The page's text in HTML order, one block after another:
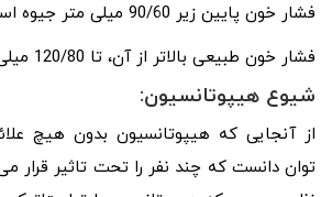
فشار خون پایین زیر 90/60 میلی متر جیوه است.
فشار خون طبیعی بالاتر از آن، تا 120/80 میلی متر جیوه است.
شیوع هیپوتانسیون:
از آنجایی که هیپوتانسیون بدون هیچ
توان دانست که چند نفر را تحت تاثیر قرار